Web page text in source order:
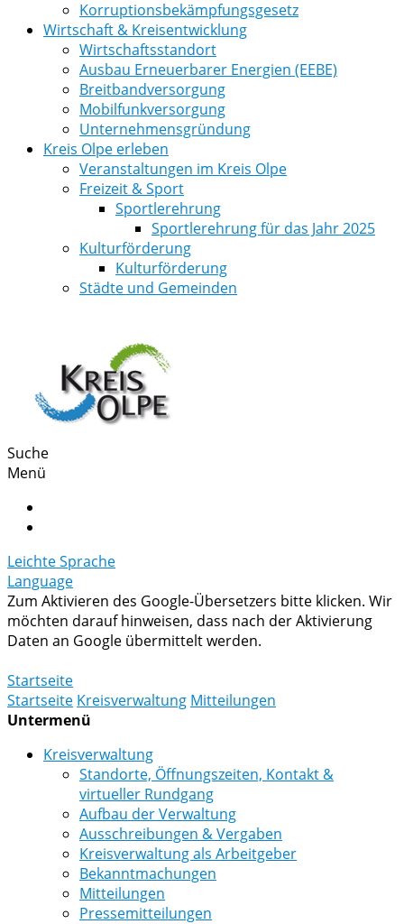
Korruptionsbekämpfungsgesetz
Wirtschaft & Kreisentwicklung
Wirtschaftsstandort
Ausbau Erneuerbarer Energien (EEBE)
Breitbandversorgung
Mobilfunkversorgung
Unternehmensgründung
Kreis Olpe erleben
Veranstaltungen im Kreis Olpe
Freizeit & Sport
Sportlerehrung
Sportlerehrung für das Jahr 2025
Kulturförderung
Kulturförderung
Städte und Gemeinden
Suche
Menü
Leichte Sprache
Language
Zum Aktivieren des Google-Übersetzers bitte klicken. Wir
möchten darauf hinweisen, dass nach der Aktivierung
Daten an Google übermittelt werden.
Startseite
Startseite Kreisverwaltung Mitteilungen
Untermenü
Kreisverwaltung
Standorte, Öffnungszeiten, Kontakt &
virtueller Rundgang
Aufbau der Verwaltung
Ausschreibungen & Vergaben
Kreisverwaltung als Arbeitgeber
Bekanntmachungen
Mitteilungen
Pressemitteilungen